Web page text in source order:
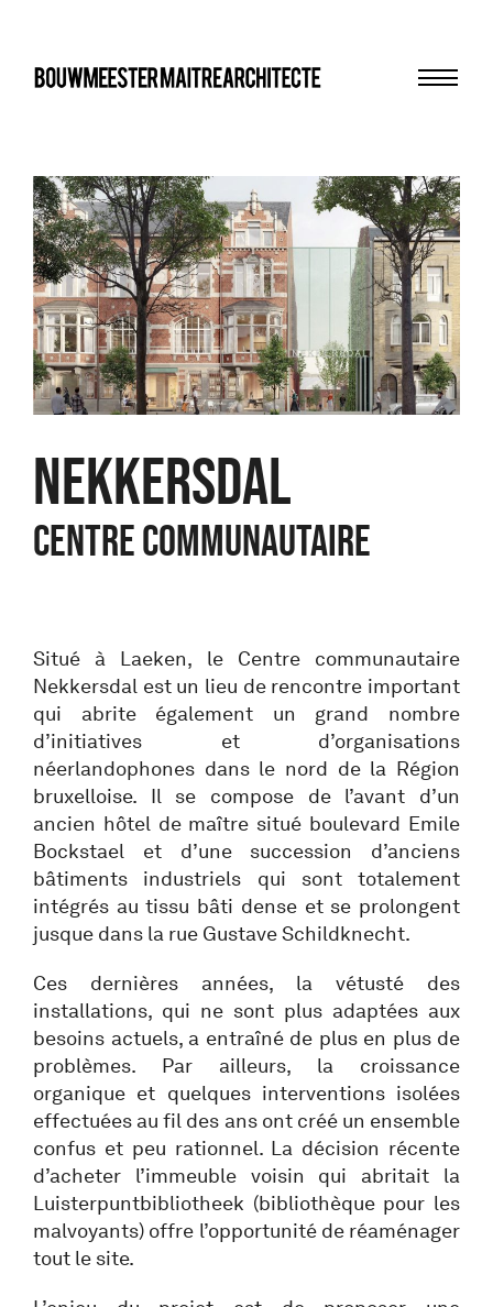
bma
NEKKERSDAL
Centre communautaire
Situé à Laeken, le Centre communautaire
Nekkersdal est un lieu de rencontre important
qui abrite également un grand nombre
d’initiatives et d’organisations
néerlandophones dans le nord de la Région
bruxelloise. Il se compose de l’avant d’un
ancien hôtel de maître situé boulevard Emile
Bockstael et d’une succession d’anciens
bâtiments industriels qui sont totalement
intégrés au tissu bâti dense et se prolongent
jusque dans la rue Gustave Schildknecht.
Ces dernières années, la vétusté des
installations, qui ne sont plus adaptées aux
besoins actuels, a entraîné de plus en plus de
problèmes. Par ailleurs, la croissance
organique et quelques interventions isolées
effectuées au fil des ans ont créé un ensemble
confus et peu rationnel. La décision récente
d’acheter l’immeuble voisin qui abritait la
Luisterpuntbibliotheek (bibliothèque pour les
malvoyants) offre l’opportunité de réaménager
tout le site.